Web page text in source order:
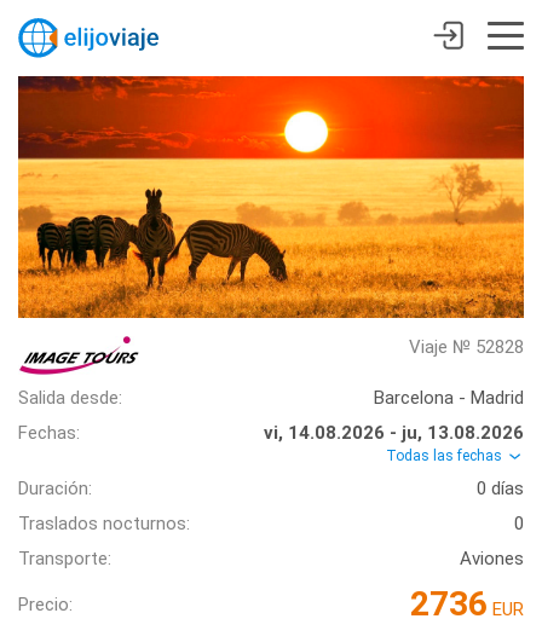
Viaje № 52828
Salida desde:
Barcelona - Madrid
Fechas:
vi, 14.08.2026 - ju, 13.08.2026
Todas las fechas
Duración:
0 días
Traslados nocturnos:
0
Transporte:
Aviones
Precio: 2736 EUR